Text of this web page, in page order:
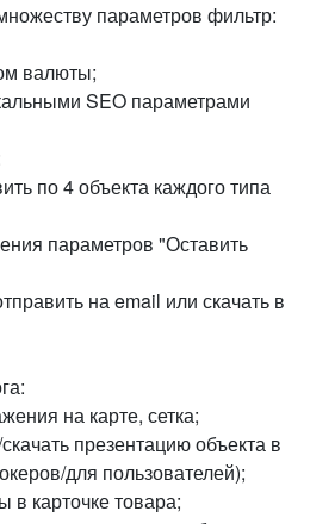
параметров фильтр:
валюты;
SEO параметрами
по 4 объекта каждого типа
параметров "Оставить
на email или скачать в
на карте, сетка;
презентацию объекта в
для пользователей);
карточке товара;